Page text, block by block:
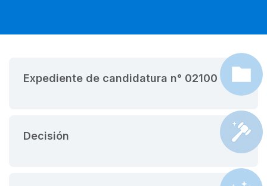
Expediente de candidatura n° 02100
Decisión